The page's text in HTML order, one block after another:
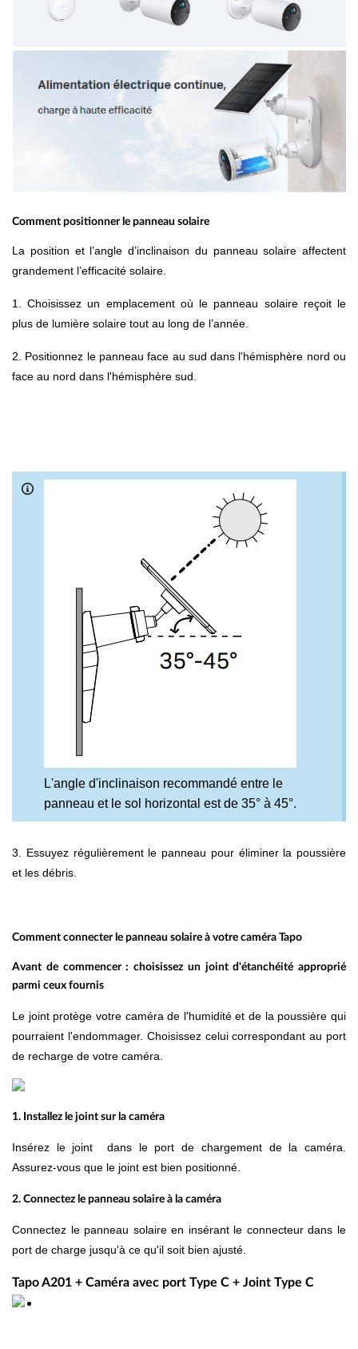
Comment positionner le panneau solaire
La position et l’angle d’inclinaison du panneau solaire affectent
grandement l’efficacité solaire.
1. Choisissez un emplacement où le panneau solaire reçoit le
plus de lumière solaire tout au long de l’année.
2. Positionnez le panneau face au sud dans l'hémisphère nord ou
face au nord dans l'hémisphère sud.
L'angle d'inclinaison recommandé entre le
panneau et le sol horizontal est de 35° à 45°.
3. Essuyez régulièrement le panneau pour éliminer la poussière
et les débris.
Comment connecter le panneau solaire à votre caméra Tapo
Avant de commencer : choisissez un joint d'étanchéité approprié
parmi ceux fournis
Le joint protège votre caméra de l'humidité et de la poussière qui
pourraient l'endommager. Choisissez celui correspondant au port
de recharge de votre caméra.
1. Installez le joint sur la caméra
Insérez le joint dans le port de chargement de la caméra.
Assurez-vous que le joint est bien positionné.
2. Connectez le panneau solaire à la caméra
Connectez le panneau solaire en insérant le connecteur dans le
port de charge jusqu'à ce qu'il soit bien ajusté.
Tapo A201 + Caméra avec port Type C + Joint Type C